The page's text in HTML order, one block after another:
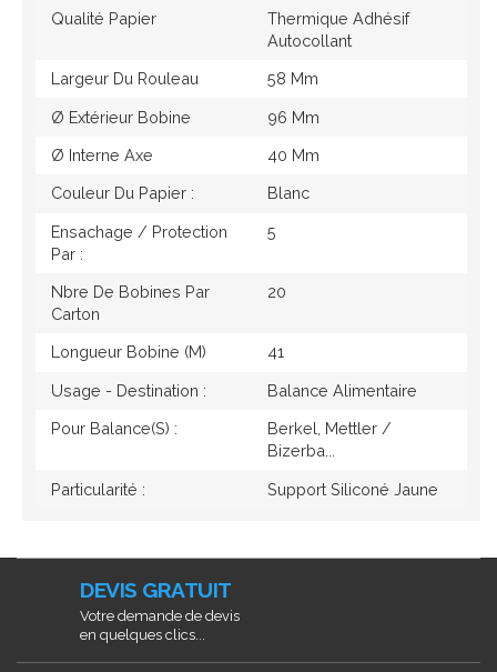
Qualité Papier
Thermique Adhésif
Autocollant
Largeur Du Rouleau 58 Mm
Ø Extérieur Bobine 96 Mm
Ø Interne Axe 40 Mm
Couleur Du Papier : Blanc
Ensachage / Protection
Par :
5
Nbre De Bobines Par
Carton
20
Longueur Bobine (M) 41
Usage - Destination : Balance Alimentaire
Pour Balance(s) :
Berkel, Mettler /
Bizerba...
Particularité : Support Siliconé Jaune
DEVIS GRATUIT
Votre demande de devis
en quelques clics...